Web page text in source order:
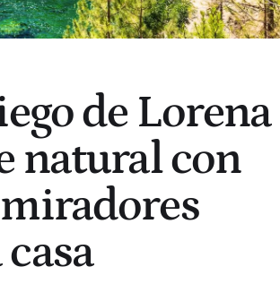
de Lorena
natural con